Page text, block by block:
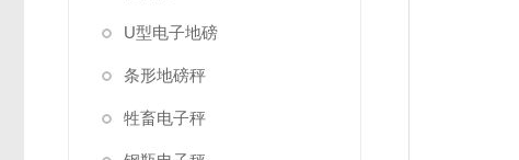
U型电子地磅
条形地磅秤
牲畜电子秤